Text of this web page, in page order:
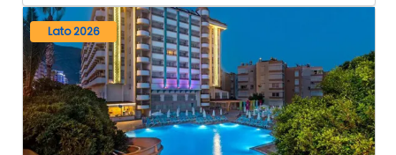
Lato 2026